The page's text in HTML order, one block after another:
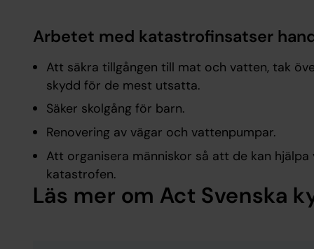
Arbetet med katastrofinsatser
Att säkra tillgången till mat och vatten, tak
skydd för de mest utsatta.
Säker skolgång för barn.
Renovering av vägar och vattenpumpar.
Att organisera människor så att de kan
katastrofen.
Läs mer om Act Svenska